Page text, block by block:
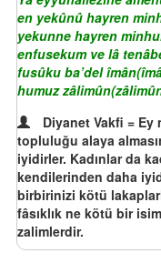
en yekûnû hayren
yekunne hayren
enfusekum ve lâ
fusûku ba’del
humuz
Diyanet Vakfi =
topluluğu alaya
iyidirler. Kadınlar da
kendilerinden daha
birbirinizi kötü
fâsıklık ne kötü bir
zalimlerdir.